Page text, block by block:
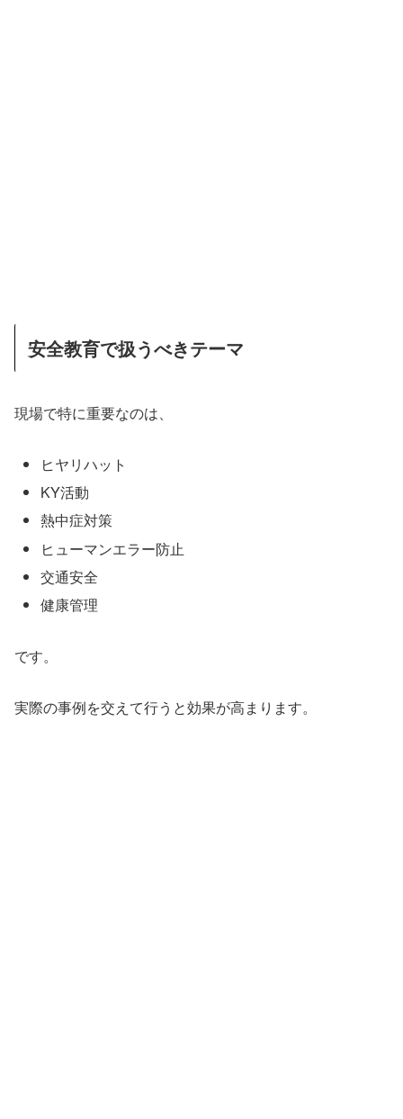
安全教育で扱うべきテーマ
現場で特に重要なのは、
ヒヤリハット
KY活動
熱中症対策
ヒューマンエラー防止
交通安全
健康管理
です。
実際の事例を交えて行うと効果が高まります。